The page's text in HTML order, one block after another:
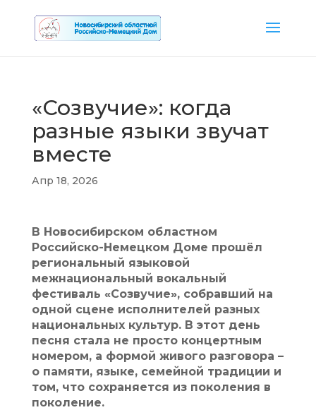
«Созвучие»: когда
разные языки звучат
вместе
Апр 18, 2026
В Новосибирском областном
Российско-Немецком Доме прошёл
региональный языковой
межнациональный вокальный
фестиваль «Созвучие», собравший на
одной сцене исполнителей разных
национальных культур. В этот день
песня стала не просто концертным
номером, а формой живого разговора –
о памяти, языке, семейной традиции и
том, что сохраняется из поколения в
поколение.